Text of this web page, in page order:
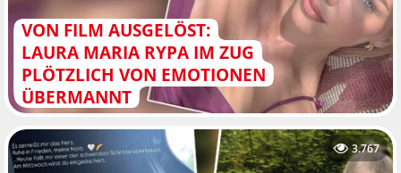
VON FILM AUSGELÖST:
LAURA MARIA RYPA IM ZUG
PLÖTZLICH VON EMOTIONEN
ÜBERMANNT
3.767